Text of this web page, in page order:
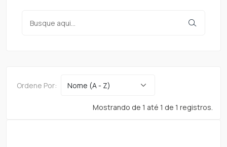
Ordene Por:
Mostrando de 1 até 1 de 1 registros.